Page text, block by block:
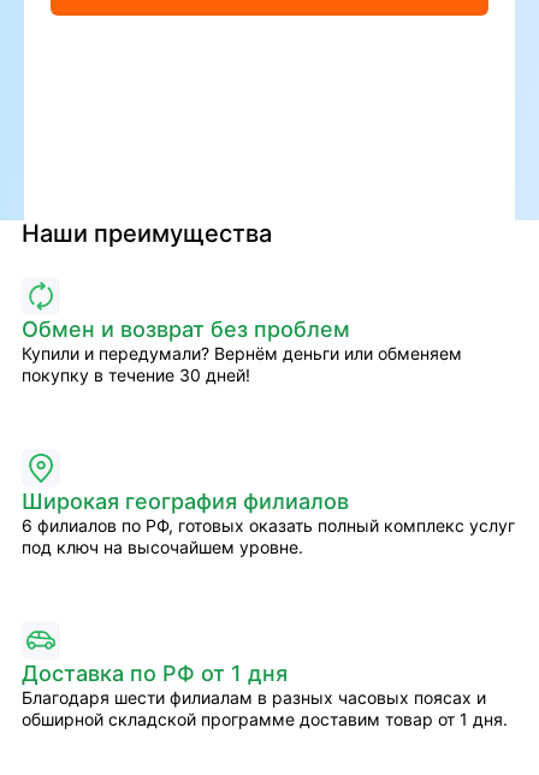
Наши преимущества
Обмен и возврат без проблем
Купили и передумали? Вернём деньги или обменяем
покупку в течение 30 дней!
Широкая география филиалов
6 филиалов по РФ, готовых оказать полный комплекс услуг
под ключ на высочайшем уровне.
Доставка по РФ от 1 дня
Благодаря шести филиалам в разных часовых поясах и
обширной складской программе доставим товар от 1 дня.